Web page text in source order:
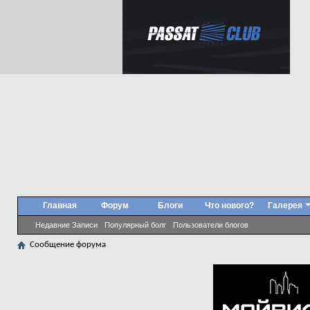
Главная Форум Блоги
Недавние Записи Популярный болг Пользователи блогов
Что нового? Галерея
Сообщение форума